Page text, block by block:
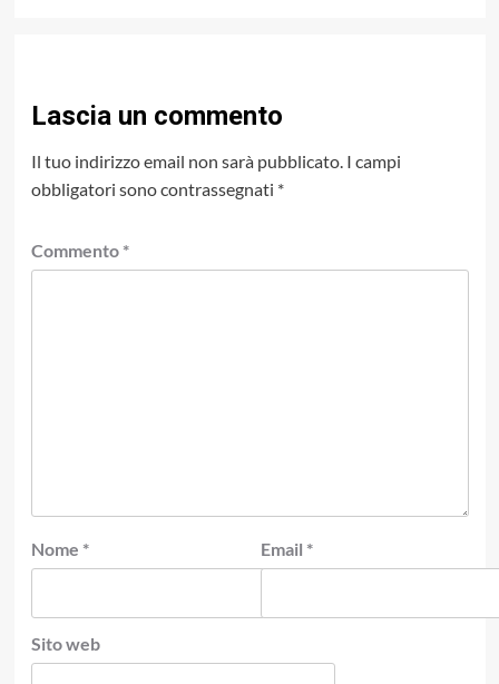
Lascia un commento
Il tuo indirizzo email non sarà pubblicato. I campi
obbligatori sono contrassegnati *
Commento *
Nome * Email *
Sito web